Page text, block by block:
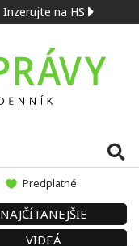
Inzerujte na HS
Predplatné
NAJČÍTANEJŠIE
VIDEÁ